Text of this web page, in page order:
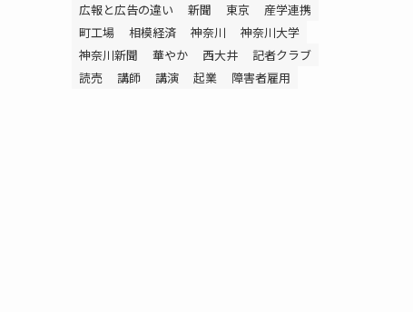
広報と広告の違い
新聞 東京
産学連携
町工場
相模経済 神奈川
神奈川大学
神奈川新聞
華やか 西大井
記者クラブ
読売
講師 講演 起業 障害者雇用